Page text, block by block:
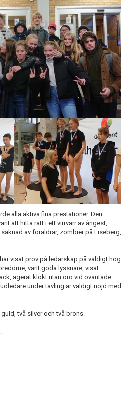
alla aktiva fina prestationer. Den
att hitta rätt i ett virrvarr av ångest,
av föräldrar, zombier på Liseberg,
visat prov på ledarskap på väldigt hög
varit goda lyssnare, visat
agerat klokt utan oro vid oväntade
under tävling är väldigt nöjd med
två silver och två brons.